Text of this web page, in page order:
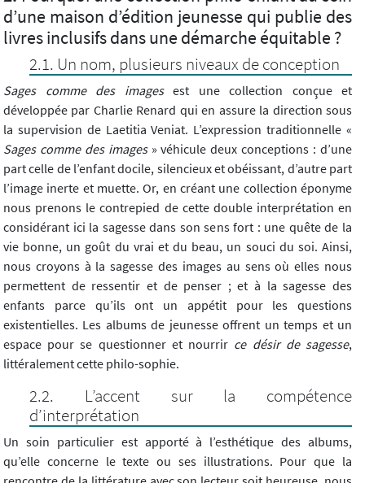
d’une maison d’édition jeunesse qui publie des
livres inclusifs dans une démarche équitable ?
Un nom, plusieurs niveaux de conception
Sages comme des imagesest une collection conçue et
développée par Charlie Renard qui en assure la direction sous
la supervision de Laetitia Veniat. L’expression traditionnelle «
Sages comme des images» véhicule deux conceptions : d’une
part celle de l’enfant docile, silencieux et obéissant, d’autre part
l’image inerte et muette. Or, en créant une collection éponyme
nous prenons le contrepied de cette double interprétation en
considérant ici la sagesse dans son sens fort : une quête de la
vie bonne, un goût du vrai et du beau, un souci du soi. Ainsi,
nous croyons à la sagesse des images au sens où elles nous
permettent de ressentir et de penser ; et à la sagesse des
enfants parce qu’ils ont un appétit pour les questions
existentielles. Les albums de jeunesse offrent un temps et un
espace pour se questionner et nourrir ce désir de sagesse,
littéralement cette philo-sophie.
L’accent sur la compétence
d’interprétation
Un soin particulier est apporté à l’esthétique des albums,
qu’elle concerne le texte ou ses illustrations. Pour que la